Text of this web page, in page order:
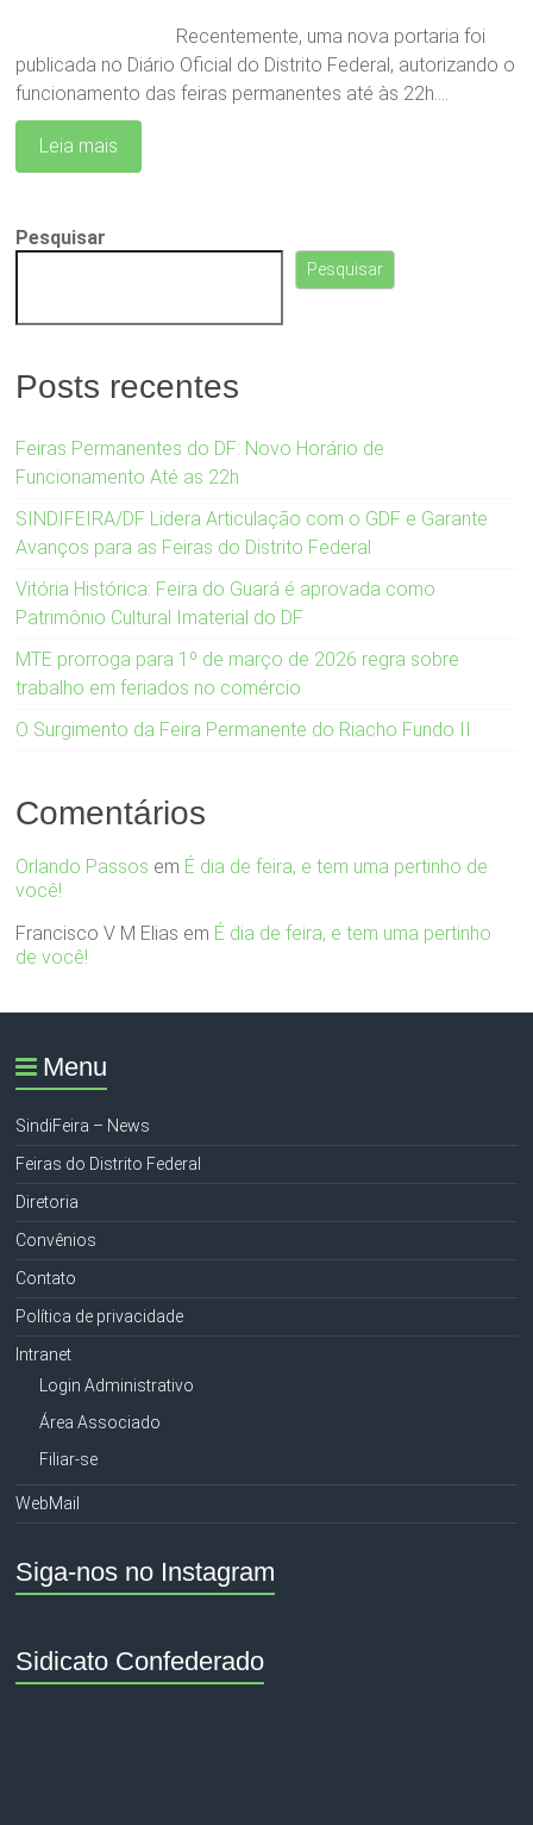
Recentemente, uma nova portaria foi
publicada no Diário Oficial do Distrito Federal, autorizando o
funcionamento das feiras permanentes até às 22h.…
Leia mais
Pesquisar
Pesquisar
Posts recentes
Feiras Permanentes do DF: Novo Horário de
Funcionamento Até as 22h
SINDIFEIRA/DF Lidera Articulação com o GDF e Garante
Avanços para as Feiras do Distrito Federal
Vitória Histórica: Feira do Guará é aprovada como
Patrimônio Cultural Imaterial do DF
MTE prorroga para 1º de março de 2026 regra sobre
trabalho em feriados no comércio
O Surgimento da Feira Permanente do Riacho Fundo II
Comentários
Orlando Passos em É dia de feira, e tem uma pertinho de
você!
Francisco V M Elias em É dia de feira, e tem uma pertinho
de você!
Menu
SindiFeira – News
Feiras do Distrito Federal
Diretoria
Convênios
Contato
Política de privacidade
Intranet
Login Administrativo
Área Associado
Filiar-se
WebMail
Siga-nos no Instagram
Sidicato Confederado